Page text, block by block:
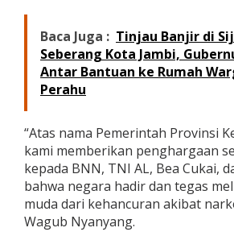
Baca Juga : Tinjau Banjir di
Seberang Kota Jambi,
Antar Bantuan ke Rumah
Perahu
“Atas nama Pemerintah Provinsi
kami memberikan penghargaan
kepada BNN, TNI AL, Bea Cukai,
bahwa negara hadir dan tegas
muda dari kehancuran akibat
Wagub Nyanyang.